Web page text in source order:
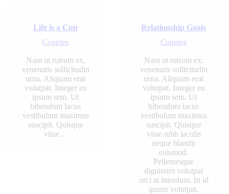
Life is a Cup
Couples
Nam ut rutrum ex,
venenatis sollicitudin
urna. Aliquam erat
volutpat. Integer eu
ipsum sem. Ut
bibendum lacus
vestibulum maximus
suscipit. Quisque
vitae…
Relationship Goals
Couples
Nam ut rutrum ex,
venenatis sollicitudin
urna. Aliquam erat
volutpat. Integer eu
ipsum sem. Ut
bibendum lacus
vestibulum maximus
suscipit. Quisque
vitae nibh iaculis
neque blandit
euismod.
Pellentesque
dignissim volutpat
orci at interdum. In id
ipsum volutpat.